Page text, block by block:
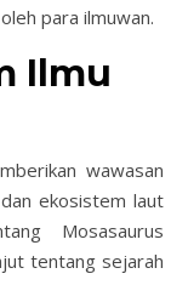
para ilmuwan.
Ilmu
wawasan
ekosistem laut
Mosasaurus
tentang sejarah